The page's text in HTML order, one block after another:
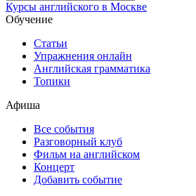
Курсы английского в Москве
Обучение
Статьи
Упражнения онлайн
Английская грамматика
Топики
Афиша
Все события
Разговорный клуб
Фильм на английском
Концерт
Добавить событие